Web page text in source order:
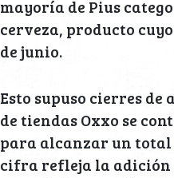
mayoría de Pius
cerveza, producto
de junio.
Esto supuso cierres
de tiendas Oxxo se
para alcanzar un total
cifra refleja la adición